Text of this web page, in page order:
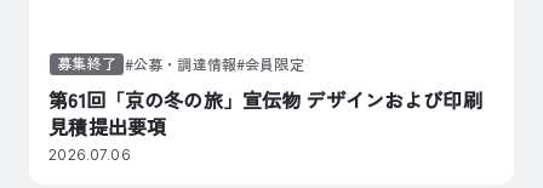
募集終了 公募・調達情報 会員限定
第61回「京の冬の旅」宣伝物 デザインおよび印刷
見積提出要項
2026.07.06